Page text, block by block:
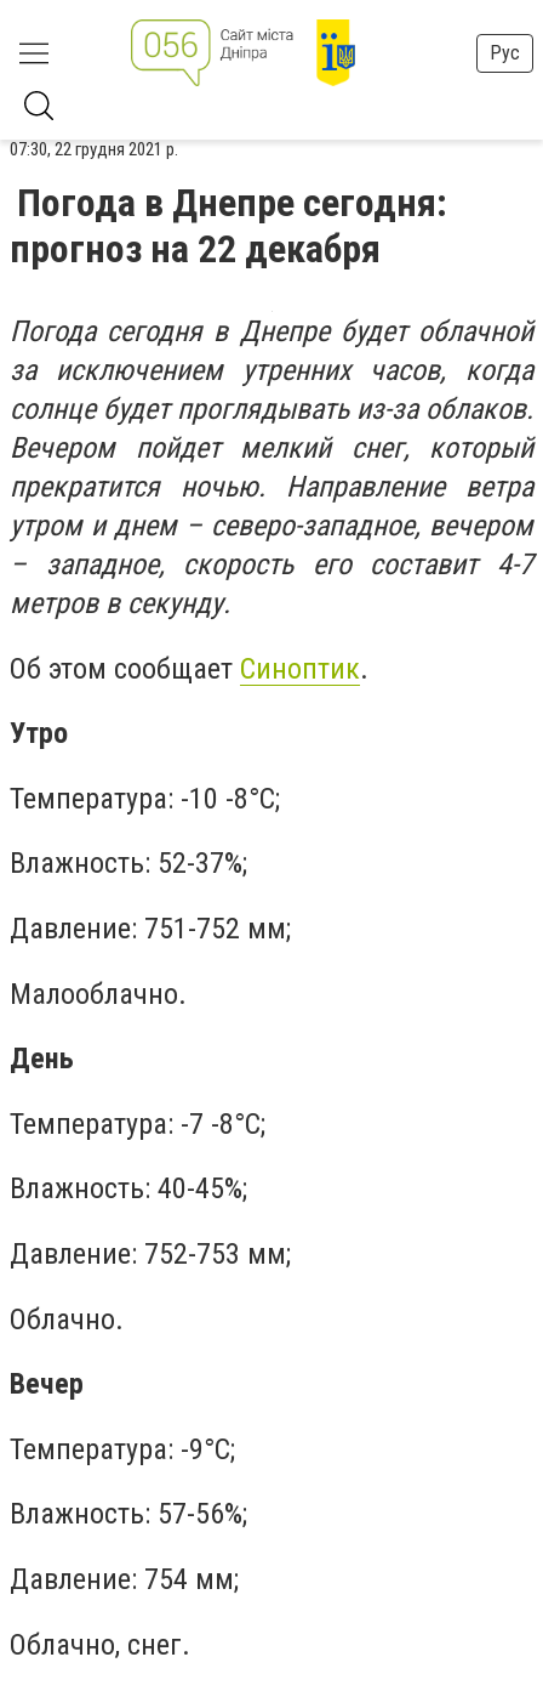
Рус
07:30, 22 грудня 2021 р.
Погода в Днепре сегодня:
прогноз на 22 декабря
Погода сегодня в Днепре будет облачной
за исключением утренних часов, когда
солнце будет проглядывать из-за облаков.
Вечером пойдет мелкий снег, который
прекратится ночью. Направление ветра
утром и днем – северо-западное, вечером
– западное, скорость его составит 4-7
метров в секунду.
Об этом сообщает Синоптик.
Утро
Температура: -10 -8°C;
Влажность: 52-37%;
Давление: 751-752 мм;
Малооблачно.
День
Температура: -7 -8°C;
Влажность: 40-45%;
Давление: 752-753 мм;
Облачно.
Вечер
Температура: -9°C;
Влажность: 57-56%;
Давление: 754 мм;
Облачно, снег.